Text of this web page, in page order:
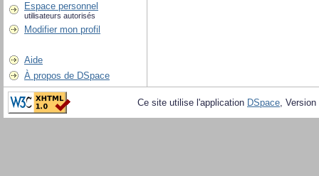
Espace personnel
utilisateurs autorisés
Modifier mon profil
Aide
À propos de DSpace
Ce site utilise l'application DSpace,